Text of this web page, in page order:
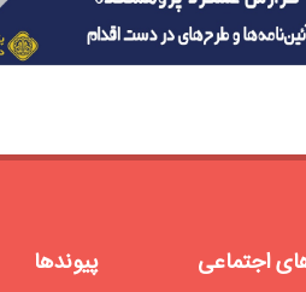
اجتماعی پیوندها